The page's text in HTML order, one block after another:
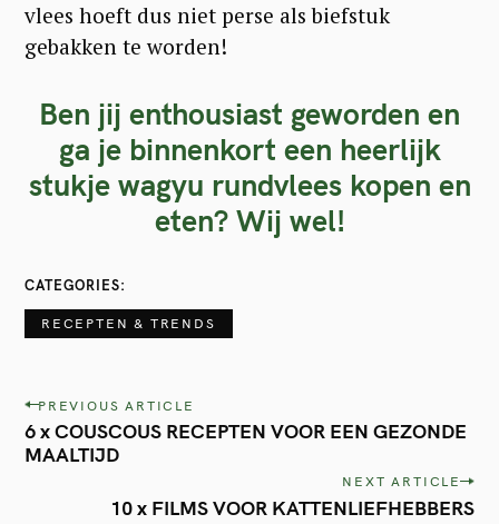
vlees hoeft dus niet perse als biefstuk
gebakken te worden!
Ben jij enthousiast geworden en
ga je binnenkort een heerlijk
stukje wagyu rundvlees kopen en
eten? Wij wel!
CATEGORIES
RECEPTEN & TRENDS
P
o
PREVIOUS ARTICLE
6 x COUSCOUS RECEPTEN VOOR EEN GEZONDE
MAALTIJD
NEXT ARTICLE
10 x FILMS VOOR KATTENLIEFHEBBERS